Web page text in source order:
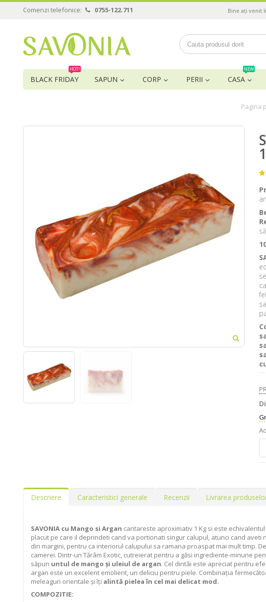
Comenzi telefonice: 0755-122.711 Bine ați venit
BLACK FRIDAY
HOT!
SAPUN CORP PERII CASA
NEW
Pagina
Descriere Caracteristici generale Recenzii Livrarea
SAVONIA cu Mango si Argan cantareste aproximativ 1 Kg si este
placut pe care il deprindeti cand va portionati singur calupul, atunci cand
din margini, pentru ca interiorul calupului sa ramana proaspat mai mult timp.
camerei. Dintr-un Tărâm Exotic, cutreierat pentru a găsi ingrediente-minune
săpun untul de mango și uleiul de argan. Cel dintâi este apreciat pentru
argan este un excelent emolient, un deliciu pentru piele. Combinația
meleaguri orientale și îți alintă pielea în cel mai delicat mod.
COMPOZITIE: